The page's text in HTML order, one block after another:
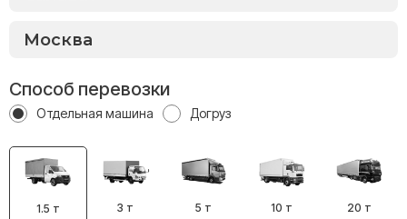
Способ перевозки
Отдельная машина Догруз
1.5 т 3 т 5 т 10 т 20 т